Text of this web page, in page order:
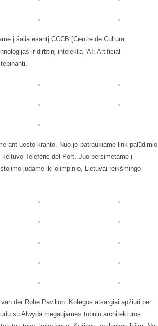
į šalia esantį CCCB [Centre de Cultura
ir dirbtinį intelektą “AI: Artificial
ant uosto kranto. Nuo jo patraukiame link palūdimio
Telefèric del Port. Juo persimetame į
judame iki olimpinio, Lietuvai reikšmingo
der Rohe Pavilion. Kolegos atsargiai apžiūri per
su Alwyda mėgaujamės tobulu architektūros